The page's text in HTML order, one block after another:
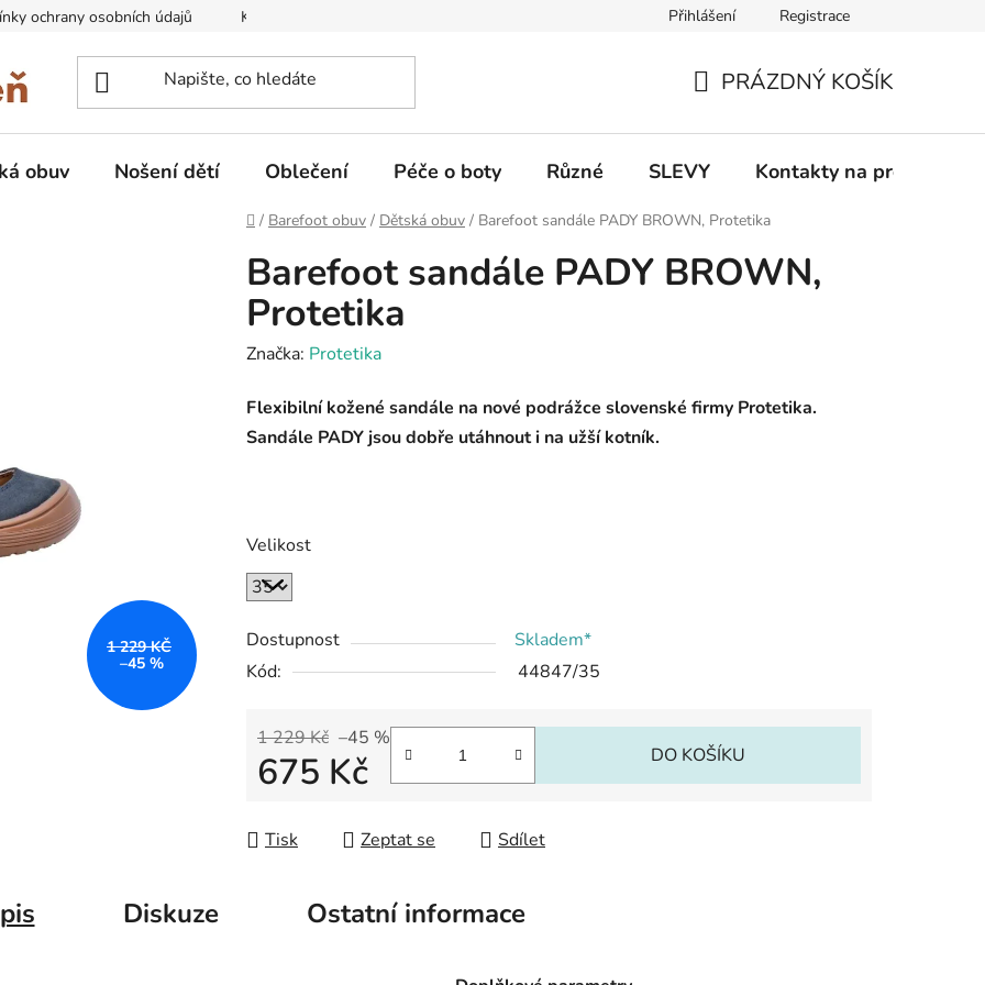
ochrany osobních údajů Kontakty na prodejny Informace k on-line platbám Odstoupení od
Přihlášení Registrace
KOŠÍK
PRÁZDNÝ KOŠÍK
obuv Nošení dětí Oblečení Péče o boty Různé SLEVY Kontakty na prodejny
Domů
/ Barefoot obuv / Dětská obuv / Barefoot sandále PADY BROWN, Protetika
Barefoot sandále PADY BROWN,
Protetika
Značka: Protetika
Flexibilní kožené sandále na nové podrážce slovenské firmy Protetika.
Sandále PADY jsou dobře utáhnout i na užší kotník.
Velikost
Dostupnost
Skladem*
Kód:
44847/35
1 229 Kč –45 %
675 Kč DO KOŠÍKU
Tisk Zeptat se Sdílet
1 229 KČ
–45 %
Diskuze Ostatní informace